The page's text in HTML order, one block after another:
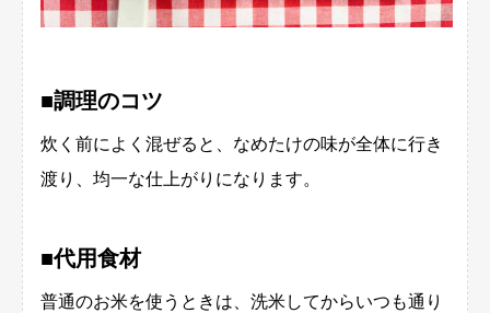
■調理のコツ
炊く前によく混ぜると、なめたけの味が全体に行き
渡り、均一な仕上がりになります。
■代用食材
普通のお米を使うときは、洗米してからいつも通り